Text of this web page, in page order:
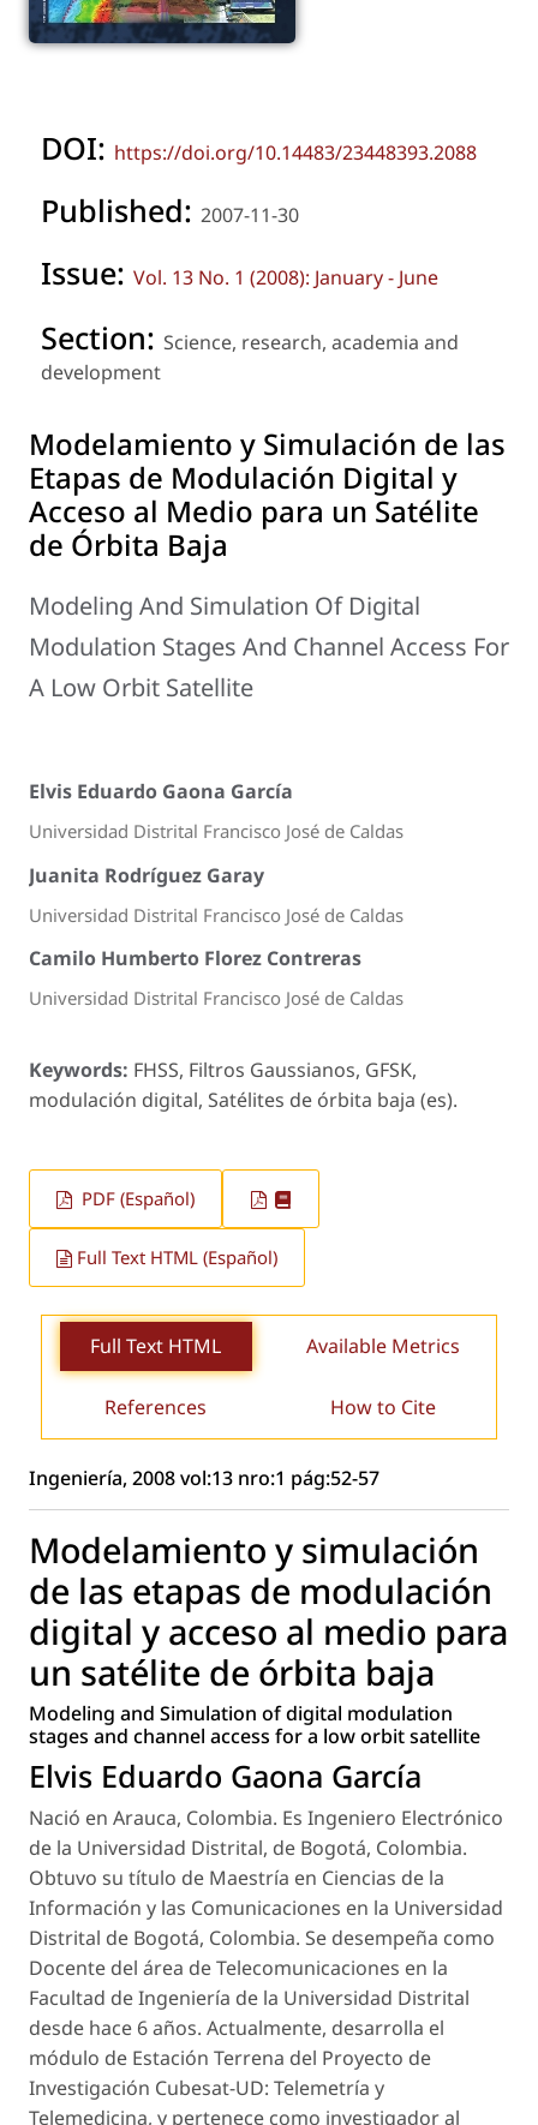
DOI: https://doi.org/10.14483/23448393.2088
Published: 2007-11-30
Issue: Vol. 13 No. 1 (2008): January - June
Section: Science, research, academia and
development
Modelamiento y Simulación de las
Etapas de Modulación Digital y
Acceso al Medio para un Satélite
de Órbita Baja
Modeling And Simulation Of Digital
Modulation Stages And Channel Access For
A Low Orbit Satellite
Elvis Eduardo Gaona García
Universidad Distrital Francisco José de Caldas
Juanita Rodríguez Garay
Universidad Distrital Francisco José de Caldas
Camilo Humberto Florez Contreras
Universidad Distrital Francisco José de Caldas
Keywords: FHSS, Filtros Gaussianos, GFSK,
modulación digital, Satélites de órbita baja (es).
PDF (Español)
Full Text HTML (Español)
Full Text HTML Available Metrics
References How to Cite
Ingeniería, 2008 vol:13 nro:1 pág:52-57
Modelamiento y simulación
de las etapas de modulación
digital y acceso al medio para
un satélite de órbita baja
Modeling and Simulation of digital modulation
stages and channel access for a low orbit satellite
Elvis Eduardo Gaona García
Nació en Arauca, Colombia. Es Ingeniero Electrónico
de la Universidad Distrital, de Bogotá, Colombia.
Obtuvo su título de Maestría en Ciencias de la
Información y las Comunicaciones en la Universidad
Distrital de Bogotá, Colombia. Se desempeña como
Docente del área de Telecomunicaciones en la
Facultad de Ingeniería de la Universidad Distrital
desde hace 6 años. Actualmente, desarrolla el
módulo de Estación Terrena del Proyecto de
Investigación Cubesat-UD: Telemetría y
Telemedicina, y pertenece como investigador al